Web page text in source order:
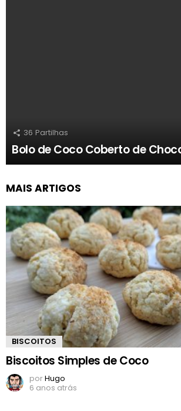
36 Partilhas
Bolo de Coco Coberto de
MAIS ARTIGOS
BISCOITOS
Biscoitos Simples de Coco
porHugo
6 anos atrás